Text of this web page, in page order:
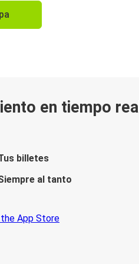
en tiempo real
billetes
al tanto